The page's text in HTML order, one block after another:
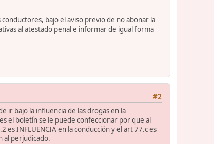
bajo el aviso previo de no abonar la
al atestado penal e informar de igual forma
#2
ir bajo la influencia de las drogas en la
el boletín se le puede confeccionar por que al
es INFLUENCIA en la conducción y el art 77.c es
al perjudicado.